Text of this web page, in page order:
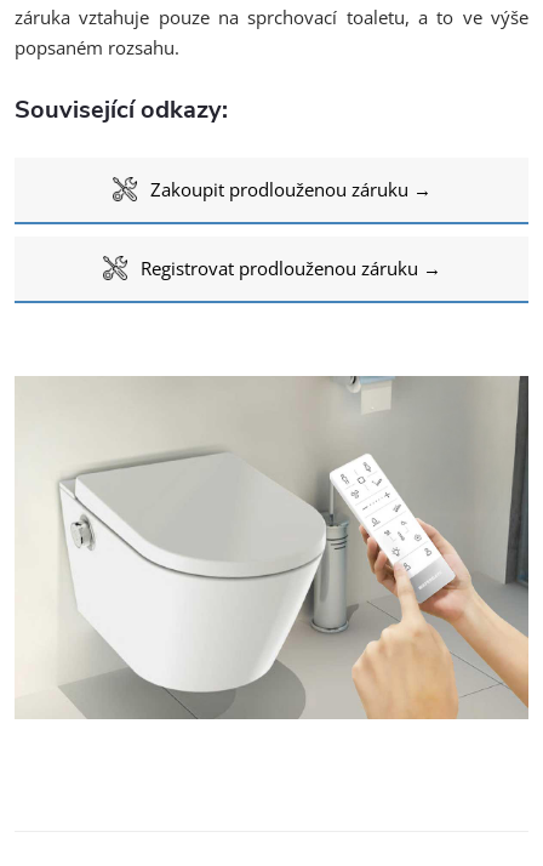
záruka vztahuje pouze na sprchovací toaletu, a to ve výše
popsaném rozsahu.
Související odkazy:
Zakoupit prodlouženou záruku →
Registrovat prodlouženou záruku →